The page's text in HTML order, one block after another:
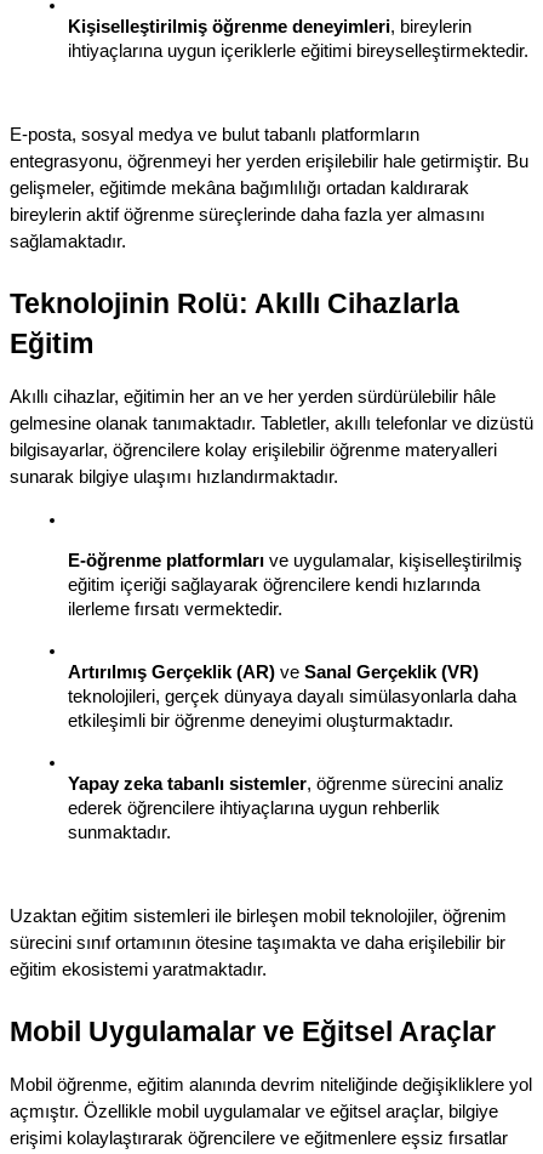
Kişiselleştirilmiş öğrenme deneyimleri, bireylerin
ihtiyaçlarına uygun içeriklerle eğitimi bireyselleştirmektedir.
E-posta, sosyal medya ve bulut tabanlı platformların
entegrasyonu, öğrenmeyi her yerden erişilebilir hale getirmiştir. Bu
gelişmeler, eğitimde mekâna bağımlılığı ortadan kaldırarak
bireylerin aktif öğrenme süreçlerinde daha fazla yer almasını
sağlamaktadır.
Teknolojinin Rolü: Akıllı Cihazlarla
Eğitim
Akıllı cihazlar, eğitimin her an ve her yerden sürdürülebilir hâle
gelmesine olanak tanımaktadır. Tabletler, akıllı telefonlar ve dizüstü
bilgisayarlar, öğrencilere kolay erişilebilir öğrenme materyalleri
sunarak bilgiye ulaşımı hızlandırmaktadır.
E-öğrenme platformları ve uygulamalar, kişiselleştirilmiş
eğitim içeriği sağlayarak öğrencilere kendi hızlarında
ilerleme fırsatı vermektedir.
Artırılmış Gerçeklik (AR) ve Sanal Gerçeklik (VR)
teknolojileri, gerçek dünyaya dayalı simülasyonlarla daha
etkileşimli bir öğrenme deneyimi oluşturmaktadır.
Yapay zeka tabanlı sistemler, öğrenme sürecini analiz
ederek öğrencilere ihtiyaçlarına uygun rehberlik
sunmaktadır.
Uzaktan eğitim sistemleri ile birleşen mobil teknolojiler, öğrenim
sürecini sınıf ortamının ötesine taşımakta ve daha erişilebilir bir
eğitim ekosistemi yaratmaktadır.
Mobil Uygulamalar ve Eğitsel Araçlar
Mobil öğrenme, eğitim alanında devrim niteliğinde değişikliklere yol
açmıştır. Özellikle mobil uygulamalar ve eğitsel araçlar, bilgiye
erişimi kolaylaştırarak öğrencilere ve eğitmenlere eşsiz fırsatlar